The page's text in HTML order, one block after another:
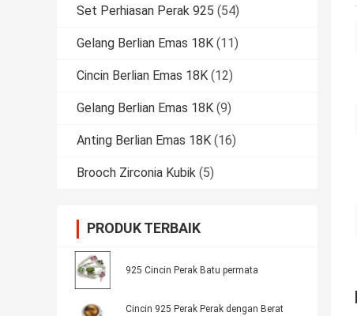
Set Perhiasan Perak 925 (54)
Gelang Berlian Emas 18K (11)
Cincin Berlian Emas 18K (12)
Gelang Berlian Emas 18K (9)
Anting Berlian Emas 18K (16)
Brooch Zirconia Kubik (5)
PRODUK TERBAIK
925 Cincin Perak Batu permata
Cincin 925 Perak Perak dengan Berat